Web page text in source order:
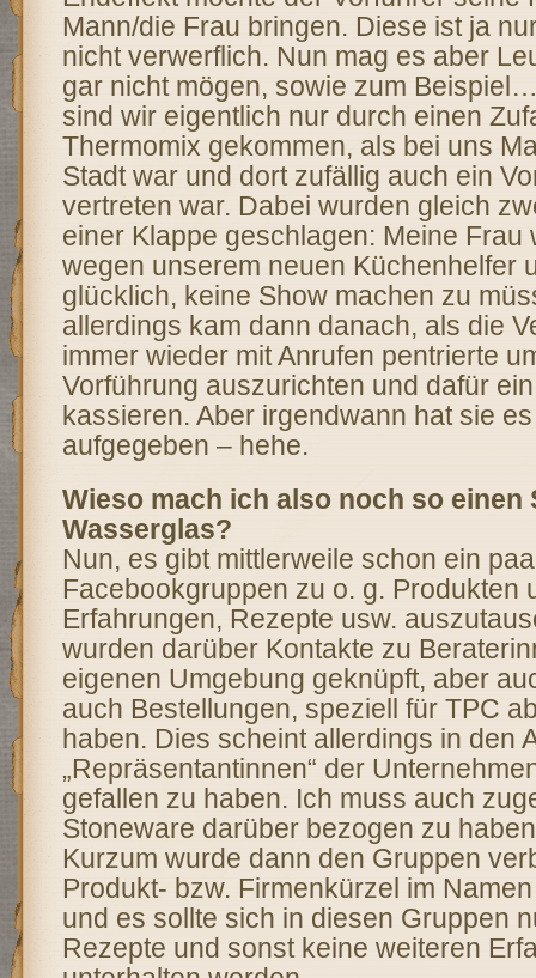
Mann/die Frau bringen. Diese ist ja
nicht verwerflich. Nun mag es aber
gar nicht mögen, sowie zum
sind wir eigentlich nur durch einen
Thermomix gekommen, als bei uns
Stadt war und dort zufällig auch ein
vertreten war. Dabei wurden gleich
einer Klappe geschlagen: Meine Frau
wegen unserem neuen Küchenhelfer
glücklich, keine Show machen zu
allerdings kam dann danach, als die
immer wieder mit Anrufen pentrierte
Vorführung auszurichten und dafür
kassieren. Aber irgendwann hat sie
aufgegeben – hehe.
Wieso mach ich also noch so einen
Wasserglas?
Nun, es gibt mittlerweile schon ein
Facebookgruppen zu o. g. Produkten
Erfahrungen, Rezepte usw.
wurden darüber Kontakte zu
eigenen Umgebung geknüpft, aber
auch Bestellungen, speziell für TPC
haben. Dies scheint allerdings in den
„Repräsentantinnen“ der
gefallen zu haben. Ich muss auch
Stoneware darüber bezogen zu
Kurzum wurde dann den Gruppen
Produkt- bzw. Firmenkürzel im
und es sollte sich in diesen Gruppen
Rezepte und sonst keine weiteren